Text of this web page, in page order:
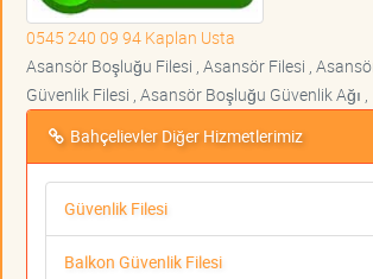
0545 240 09 94 Kaplan Usta
Asansör Boşluğu Filesi , Asansör Filesi ,
Güvenlik Filesi , Asansör Boşluğu Güvenlik Ağı ,
Bahçelievler Diğer Hizmetlerimiz
Güvenlik Filesi
Balkon Güvenlik Filesi